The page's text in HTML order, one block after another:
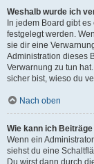
Weshalb wurde ich
In jedem Board gibt
festgelegt werden.
sie dir eine
Administration dieses
Verwarnung zu tun
sicher bist, wieso du
Nach oben
Wie kann ich
Wenn ein
siehst du eine
Du wirst dann durch